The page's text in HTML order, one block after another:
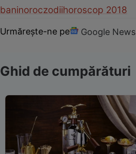
baninoroczodiihoroscop 2018
Urmărește-ne pe Google News
Ghid de cumpărături